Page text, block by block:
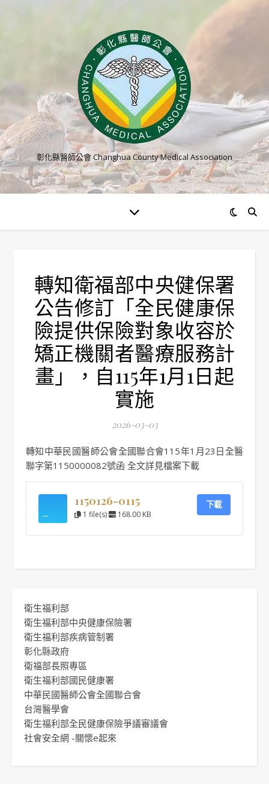
彰化縣醫師公會 Changhua County Medical Association
轉知衛福部中央健保署
公告修訂「全民健康保
險提供保險對象收容於
矯正機關者醫療服務計
畫」，自115年1月1日起
實施
2026-03-03
轉知中華民國醫師公會全國聯合會115年1月23日全醫
聯字第1150000082號函 全文詳見檔案下載
1150126-0115
1 file(s) 168.00 KB
下載
衛生福利部
衛生福利部中央健康保險署
衛生福利部疾病管制署
彰化縣政府
衛福部長照專區
衛生福利部國民健康署
中華民國醫師公會全國聯合會
台灣醫學會
衛生福利部全民健康保險爭議審議會
社會安全網 -關懷e起來